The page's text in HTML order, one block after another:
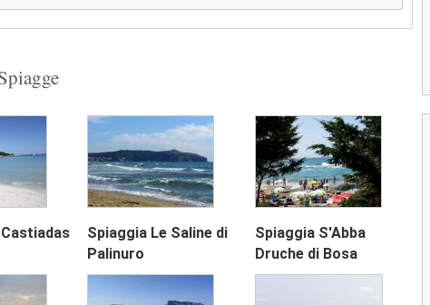
Spiaggia Le Saline di
Palinuro
Spiaggia S'Abba
Druche di Bosa
Spiaggia di Lavagna
La spiaggia di Lavagna si distende per
2.9(2)
Spiaggia Marina di Andora